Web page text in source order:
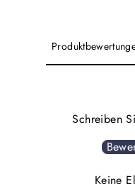
Schreiben
Keine